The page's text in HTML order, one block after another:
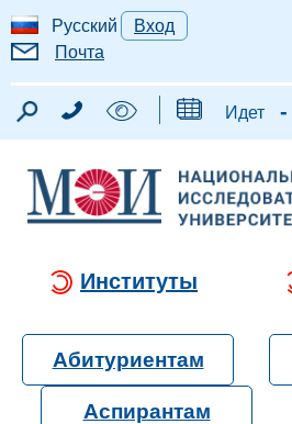
Русский
Вход
Почта
Идет -
Институты
Абитуриентам
Аспирантам